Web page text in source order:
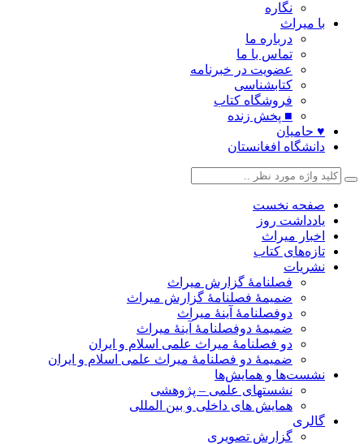
نگاره
با میراث
درباره ما
تماس با ما
عضویت در خبرنامه
کتابشناسی
فروشگاه کتاب
■ پخش زنده
♥ حامیان
دانشگاه افغانستان
صفحه نخست
یادداشت روز
اخبار میراث
تازه‌های کتاب
نشریات
فصلنامۀ گزارش میراث
ضمیمۀ فصلنامۀ گزارش میراث
دوفصلنامۀ آینۀ میراث
ضمیمۀ دوفصلنامۀ آینۀ میراث
دو فصلنامۀ میراث علمی اسلام و ایران
ضمیمۀ دو فصلنامۀ میراث علمی اسلام و ایران
نشست‌ها و همایش‌ها
نشستهای علمی – پژوهشی
همایش های داخلی و بین المللی
گالری
گزارش تصویری